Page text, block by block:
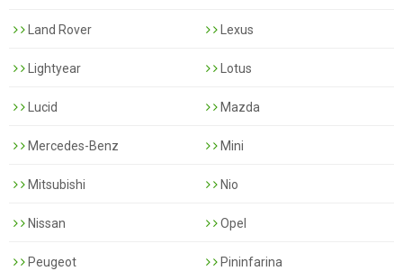
Land Rover Lexus
Lightyear Lotus
Lucid Mazda
Mercedes-Benz Mini
Mitsubishi Nio
Nissan Opel
Peugeot Pininfarina